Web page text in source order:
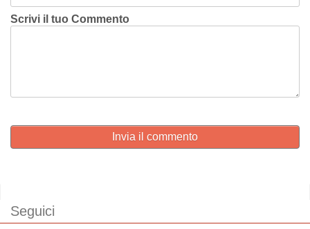
Scrivi il tuo Commento
Invia il commento
Seguici